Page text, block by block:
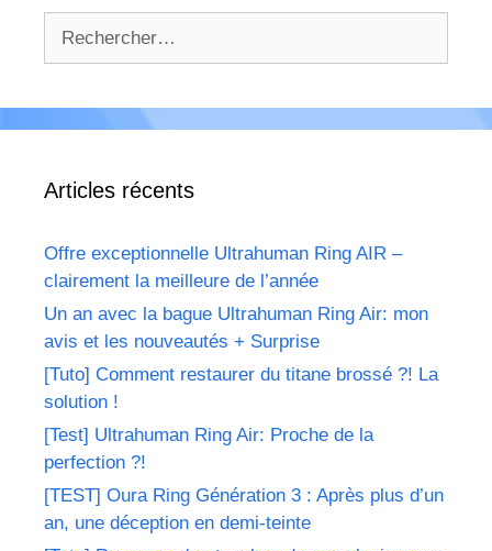
Articles récents
Offre exceptionnelle Ultrahuman Ring AIR –
clairement la meilleure de l’année
Un an avec la bague Ultrahuman Ring Air: mon
avis et les nouveautés + Surprise
[Tuto] Comment restaurer du titane brossé ?! La
solution !
[Test] Ultrahuman Ring Air: Proche de la
perfection ?!
[TEST] Oura Ring Génération 3 : Après plus d’un
an, une déception en demi-teinte